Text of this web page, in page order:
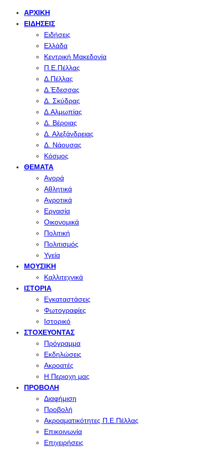
ΑΡΧΙΚΉ
ΕΙΔΉΣΕΙΣ
Ειδήσεις
Ελλάδα
Κεντρική Μακεδονία
Π.Ε.Πέλλας
Δ.Πέλλας
Δ.Έδεσσας
Δ. Σκύδρας
Δ.Αλμωπίας
Δ. Βέροιας
Δ. Αλεξάνδρειας
Δ. Νάουσας
Κόσμος
ΘΈΜΑΤΑ
Αγορά
Αθλητικά
Αγροτικά
Εργασία
Οικονομικά
Πολιτική
Πολιτισμός
Υγεία
ΜΟΥΣΙΚΉ
Καλλιτεχνικά
ΙΣΤΟΡΊΑ
Εγκαταστάσεις
Φωτογραφίες
Ιστορικό
ΣΤΟΧΕΎΟΝΤΑΣ
Πρόγραμμα
Εκδηλώσεις
Ακροατές
Η Περιοχη μας
ΠΡΟΒΟΛΉ
Διαφήμιση
Προβολή
Ακροαματικότητες Π.Ε.Πέλλας
Επικοινωνία
Επιχειρήσεις